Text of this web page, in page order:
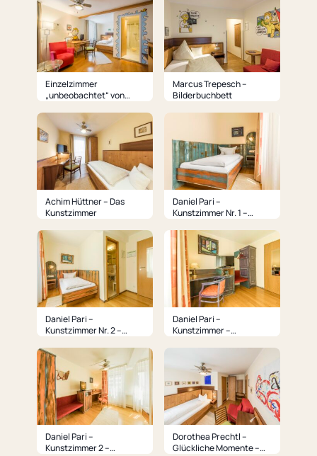
Einzelzimmer
„unbeobachtet“ von
Marcus Trepesch –
Bilderbuchbett
Achim Hüttner – Das
Kunstzimmer
Daniel Pari –
Kunstzimmer Nr. 1 –
Daniel Pari –
Kunstzimmer Nr. 2 –
Daniel Pari –
Kunstzimmer –
Daniel Pari –
Kunstzimmer 2 –
Dorothea Prechtl –
Glückliche Momente –